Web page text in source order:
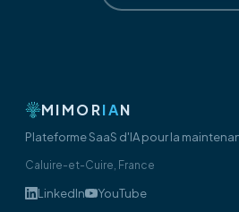
MIMORIAN
Plateforme SaaS d'IA pour la
Caluire-et-Cuire, France
LinkedIn YouTube